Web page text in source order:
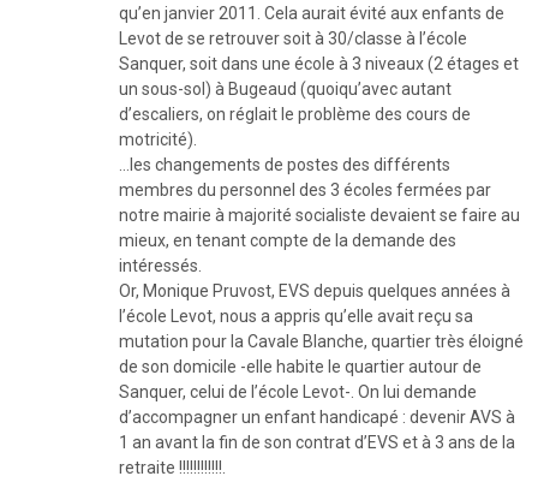
qu’en janvier 2011. Cela aurait évité aux enfants de
Levot de se retrouver soit à 30/classe à l’école
Sanquer, soit dans une école à 3 niveaux (2 étages et
un sous-sol) à Bugeaud (quoiqu’avec autant
d’escaliers, on réglait le problème des cours de
motricité).
…les changements de postes des différents
membres du personnel des 3 écoles fermées par
notre mairie à majorité socialiste devaient se faire au
mieux, en tenant compte de la demande des
intéressés.
Or, Monique Pruvost, EVS depuis quelques années à
l’école Levot, nous a appris qu’elle avait reçu sa
mutation pour la Cavale Blanche, quartier très éloigné
de son domicile -elle habite le quartier autour de
Sanquer, celui de l’école Levot-. On lui demande
d’accompagner un enfant handicapé : devenir AVS à
1 an avant la fin de son contrat d’EVS et à 3 ans de la
retraite !!!!!!!!!!!!.